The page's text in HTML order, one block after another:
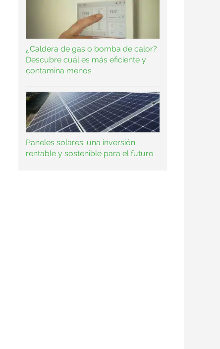
¿Caldera de gas o bomba de calor?
Descubre cuál es más eficiente y
contamina menos
Paneles solares: una inversión
rentable y sostenible para el futuro